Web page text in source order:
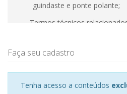
guindaste e ponte polante;
Termos técnicos
Normas nacionais,
Análise da carga;
Faça seu cadastro
Tenha acesso a conteúdos